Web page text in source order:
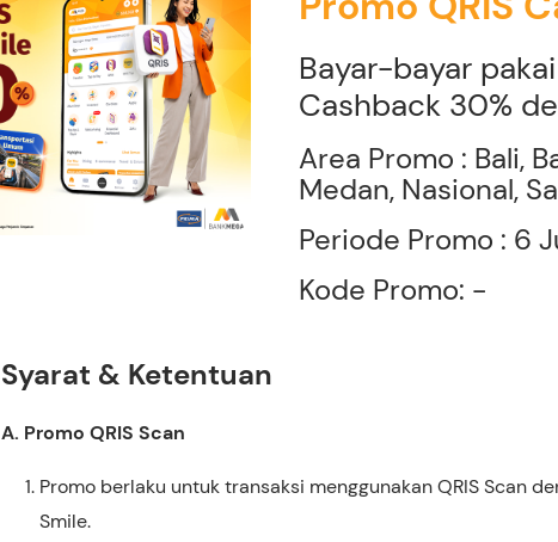
Bayar-bayar
Cashback 30%
Area Promo : Bali,
Medan, Nasional,
Periode Promo : 6
Kode Promo: -
Syarat & Ketentuan
A. Promo QRIS Scan
Promo berlaku untuk transaksi menggunakan QRIS Scan
Smile.